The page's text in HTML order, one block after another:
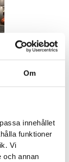
Om
innehållet
funktioner
Vi
och annan